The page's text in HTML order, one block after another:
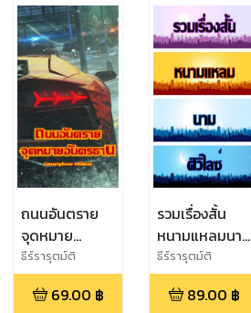
ถนนอันตราย
จุดหมาย
อันตรธาน(smartphone
edition)-ฉบับ
จริง
ธีร์รารุตม์ติ
69.00 ฿
รวมเรื่องสั้น
หนามแหลมนาม
ศิวิไลซ์
ธีร์รารุตม์ติ
89.00 ฿